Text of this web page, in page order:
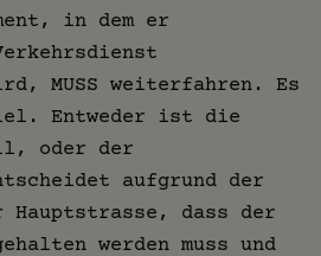
in dem er
MUSS weiterfahren. Es
Entweder ist die
oder der
aufgrund der
dass der
werden muss und